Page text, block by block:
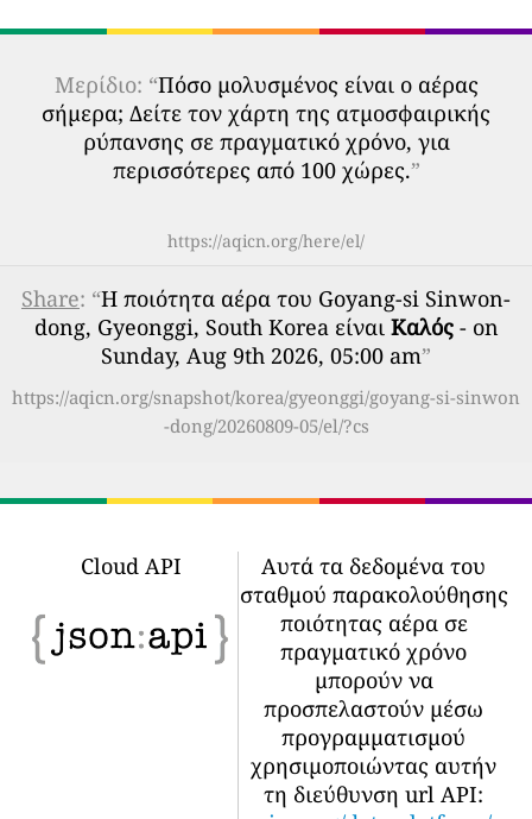
Μερίδιο: “Πόσο μολυσμένος είναι ο αέρας
σήμερα; Δείτε τον χάρτη της ατμοσφαιρικής
ρύπανσης σε πραγματικό χρόνο, για
περισσότερες από 100 χώρες.”
https://aqicn.org/here/el/
Share: “Η ποιότητα αέρα του Goyang-si Sinwon-
dong, Gyeonggi, South Korea είναι Καλός- on
Sunday, Aug 9th 2026, 05:00 am”
https://aqicn.org/snapshot/korea/gyeonggi/goyang-si-sinwon
-dong/20260809-05/el/?cs
Cloud API
Αυτά τα δεδομένα του
σταθμού παρακολούθησης
ποιότητας αέρα σε
πραγματικό χρόνο
μπορούν να
προσπελαστούν μέσω
προγραμματισμού
χρησιμοποιώντας αυτήν
τη διεύθυνση url API: